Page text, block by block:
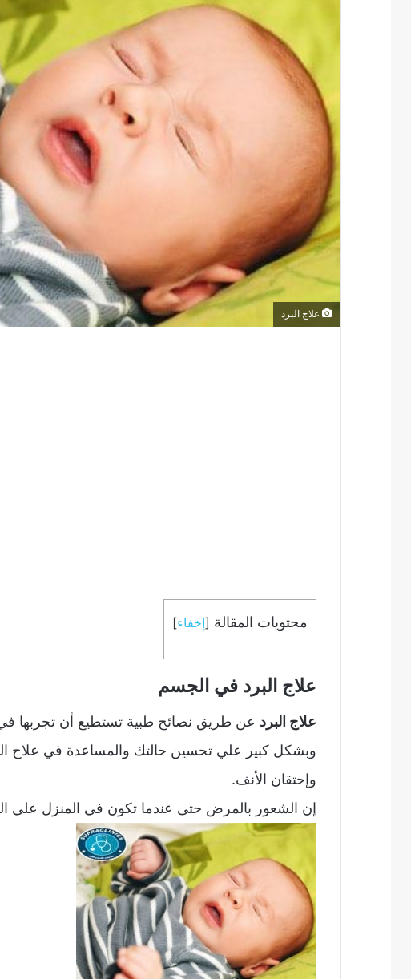
علاج البرد
محتويات المقالة [إخفاء]
علاج البرد في الجسم
علاج البرد عن طريق نصائح طبية تستطيع أن تجربها
وبشكل كبير علي تحسين حالتك والمساعدة في علاج
وإحتقان الأنف.
إن الشعور بالمرض حتى عندما تكون في المنزل علي